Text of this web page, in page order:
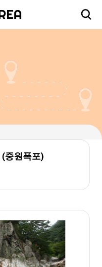
중원폭포)